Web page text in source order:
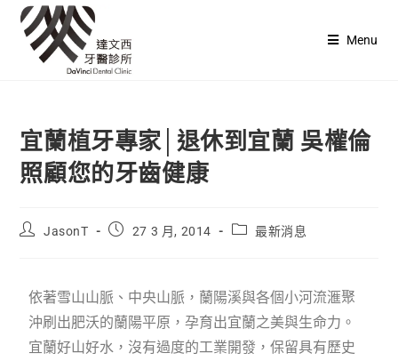
Menu
宜蘭植牙專家│退休到宜蘭 吳權倫
照顧您的牙齒健康
JasonT 27 3 月, 2014 最新消息
依著雪山山脈、中央山脈，蘭陽溪與各個小河流滙聚
沖刷出肥沃的蘭陽平原，孕育出宜蘭之美與生命力。
宜蘭好山好水，沒有過度的工業開發，保留具有歷史